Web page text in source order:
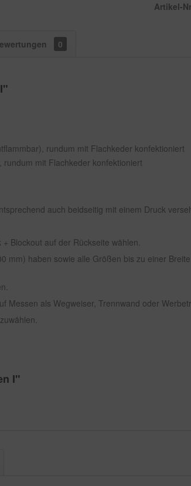
Artikel-
0
rundum mit Flachkeder konfektioniert
mit Flachkeder konfektioniert
auch beidseitig mit einem Druck
Blockout auf der Rückseite wählen.
mm) haben sowie alle Größen bis zu einer
Messen als Wegweiser, Trennwand oder
I"